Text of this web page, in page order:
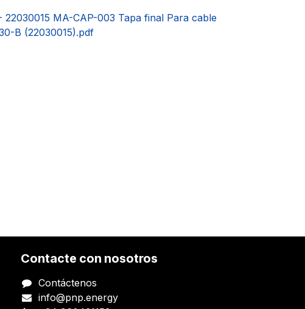
22030015 MA-CAP-003 Tapa final Para cable
B (22030015).pdf
Contacte con nosotros
Contáctenos
info@pnp.energy